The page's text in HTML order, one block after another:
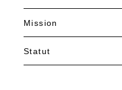
Mission
Statut